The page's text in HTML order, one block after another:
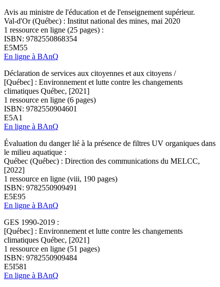
Avis au ministre de l'éducation et de l'enseignement supérieur.
Val-d'Or (Québec) : Institut national des mines, mai 2020
1 ressource en ligne (25 pages) :
ISBN: 9782550868354
E5M55
En ligne à BAnQ
Déclaration de services aux citoyennes et aux citoyens /
[Québec] : Environnement et lutte contre les changements
climatiques Québec, [2021]
1 ressource en ligne (6 pages)
ISBN: 9782550904601
E5A1
En ligne à BAnQ
Évaluation du danger lié à la présence de filtres UV organiques dans
le milieu aquatique :
Québec (Québec) : Direction des communications du MELCC,
[2022]
1 ressource en ligne (viii, 190 pages)
ISBN: 9782550909491
E5E95
En ligne à BAnQ
GES 1990-2019 :
[Québec] : Environnement et lutte contre les changements
climatiques Québec, [2021]
1 ressource en ligne (51 pages)
ISBN: 9782550909484
E5I581
En ligne à BAnQ